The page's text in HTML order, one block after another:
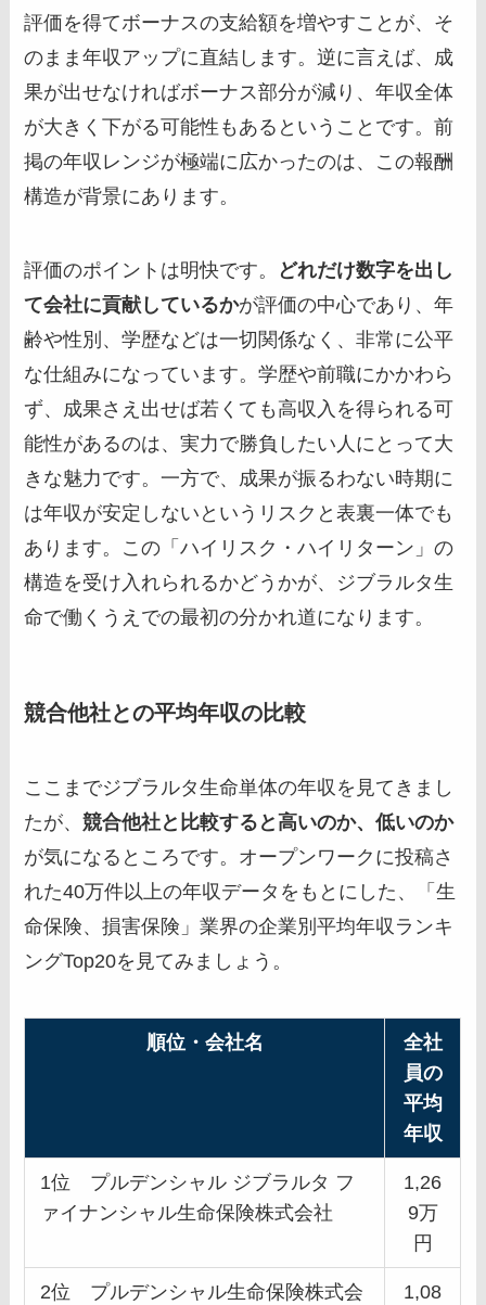
評価を得てボーナスの支給額を増やすことが、そ
のまま年収アップに直結します。逆に言えば、成
果が出せなければボーナス部分が減り、年収全体
が大きく下がる可能性もあるということです。前
掲の年収レンジが極端に広かったのは、この報酬
構造が背景にあります。
評価のポイントは明快です。
どれだけ数字を出し
て会社に貢献しているかが評価の中心であり、年
齢や性別、学歴などは一切関係なく、非常に公平
な仕組みになっています。学歴や前職にかかわら
ず、成果さえ出せば若くても高収入を得られる可
能性があるのは、実力で勝負したい人にとって大
きな魅力です。一方で、成果が振るわない時期に
は年収が安定しないというリスクと表裏一体でも
あります。この「ハイリスク・ハイリターン」の
構造を受け入れられるかどうかが、ジブラルタ生
命で働くうえでの最初の分かれ道になります。
競合他社との平均年収の比較
ここまでジブラルタ生命単体の年収を見てきまし
たが、競合他社と比較すると高いのか、低いのか
が気になるところです。オープンワークに投稿さ
れた40万件以上の年収データをもとにした、「生
命保険、損害保険」業界の企業別平均年収ランキ
ングTop20を見てみましょう。
順位・会社名
全社
員の
平均
年収
1位 プルデンシャル ジブラルタ フ
ァイナンシャル生命保険株式会社
1,26
9万
円
2位 プルデンシャル生命保険株式会
1,08